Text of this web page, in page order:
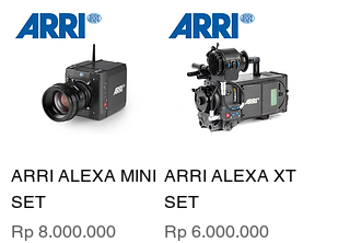
ARRI ALEXA MINI
SET
Price
Rp 8.000.000
ARRI ALEXA XT
SET
Price
Rp 6.000.000